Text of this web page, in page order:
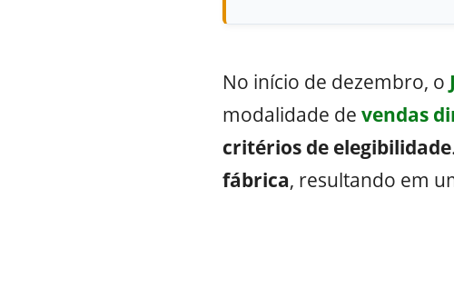
No início de dezembro, o
modalidade de vendas
critérios de elegibilidade
fábrica, resultando em